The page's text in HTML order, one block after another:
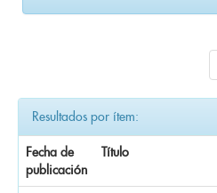
Resultados por ítem:
Fecha de
publicación
Título